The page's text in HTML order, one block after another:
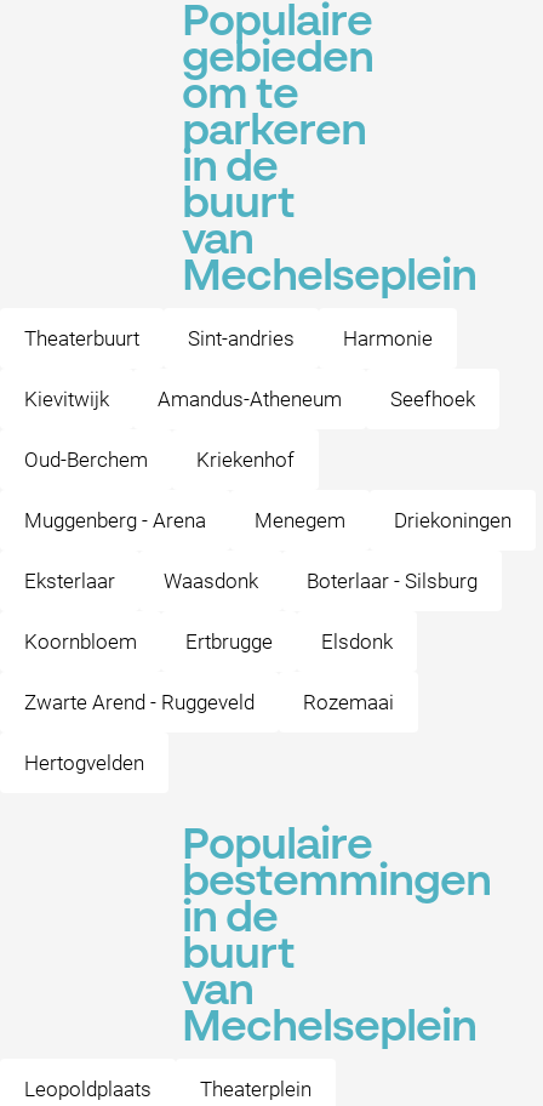
Populaire
gebieden
om te
parkeren
in de
buurt
van
Mechelseplein
Theaterbuurt Sint-andries Harmonie
Kievitwijk Amandus-Atheneum Seefhoek
Oud-Berchem Kriekenhof
Muggenberg - Arena Menegem Driekoningen
Eksterlaar Waasdonk Boterlaar - Silsburg
Koornbloem Ertbrugge Elsdonk
Zwarte Arend - Ruggeveld Rozemaai
Hertogvelden
Populaire
bestemmingen
in de
buurt
van
Mechelseplein
Leopoldplaats Theaterplein